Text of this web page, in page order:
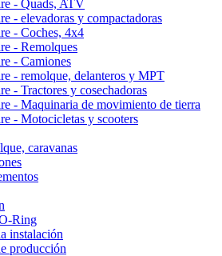
- Quads, ATV
- elevadoras y compactadoras
- Coches, 4x4
- Remolques
- Camiones
- remolque, delanteros y MPT
- Tractores y cosechadoras
- Maquinaria de movimiento de tierra
- Motocicletas y scooters
caravanas
Ring
instalación
producción